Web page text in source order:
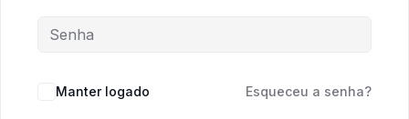
Manter logado Esqueceu a senha?